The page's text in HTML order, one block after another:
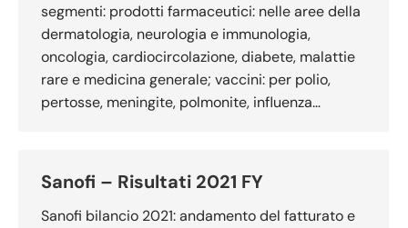
segmenti: prodotti farmaceutici: nelle aree della
dermatologia, neurologia e immunologia,
oncologia, cardiocircolazione, diabete, malattie
rare e medicina generale; vaccini: per polio,
pertosse, meningite, polmonite, influenza…
Sanofi – Risultati 2021 FY
Sanofi bilancio 2021: andamento del fatturato e